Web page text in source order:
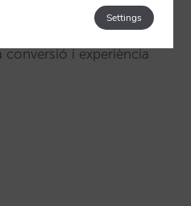
gestió de pagaments i
adaptant-se a cada
i experiència
Settings